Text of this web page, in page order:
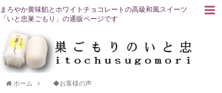
まろやか黄味餡とホワイトチョコレートの高級和風スイーツ
「いと忠巣ごもり」の通販ページです
ホーム ◆お客様の声